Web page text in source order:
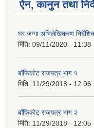
ऐन, कानुन तथा
घर जग्गा अभिलेखिकरण
मिति: 09/11/2020 - 11:38
बाँफिकोट राजपत्र भाग १
मिति: 11/29/2018 - 12:06
बाँफिकोट राजपत्र भाग २
मिति: 11/29/2018 - 12:05